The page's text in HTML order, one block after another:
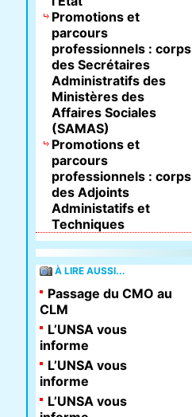
Promotions et
parcours
professionnels : corps
des Secrétaires
Administratifs des
Ministères des
Affaires Sociales
(SAMAS)
Promotions et
parcours
professionnels : corps
des Adjoints
Administatifs et
Techniques
À LIRE AUSSI...
Passage du CMO au
CLM
L’UNSA vous
informe
L’UNSA vous
informe
L’UNSA vous